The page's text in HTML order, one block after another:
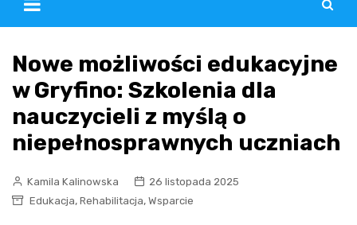
Nowe możliwości edukacyjne
w Gryfino: Szkolenia dla
nauczycieli z myślą o
niepełnosprawnych uczniach
Kamila Kalinowska
26 listopada 2025
Edukacja, Rehabilitacja, Wsparcie